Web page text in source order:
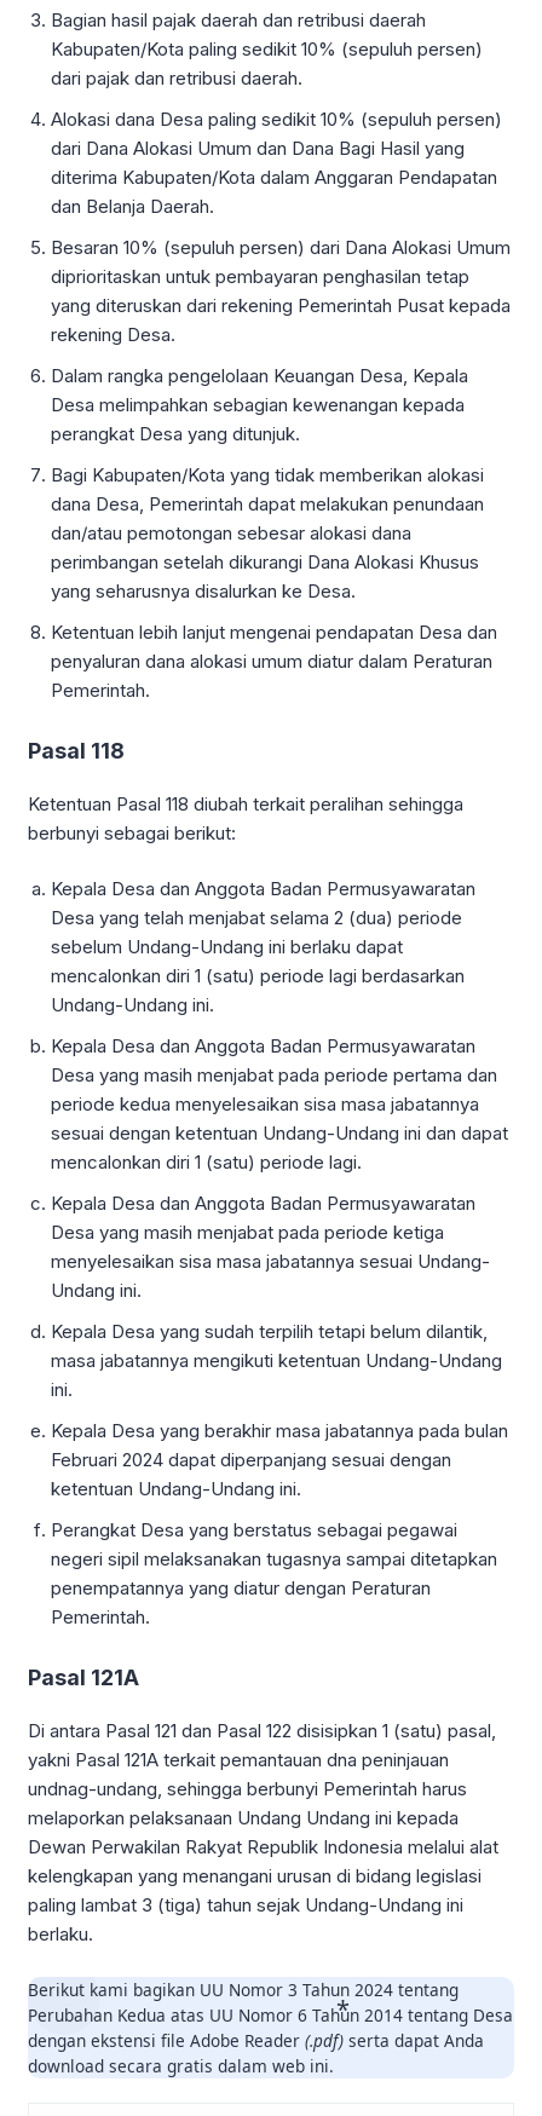
Bagian hasil pajak daerah dan retribusi daerah
Kabupaten/Kota paling sedikit 10% (sepuluh persen)
dari pajak dan retribusi daerah.
Alokasi dana Desa paling sedikit 10% (sepuluh persen)
dari Dana Alokasi Umum dan Dana Bagi Hasil yang
diterima Kabupaten/Kota dalam Anggaran Pendapatan
dan Belanja Daerah.
Besaran 10% (sepuluh persen) dari Dana Alokasi Umum
diprioritaskan untuk pembayaran penghasilan tetap
yang diteruskan dari rekening Pemerintah Pusat kepada
rekening Desa.
Dalam rangka pengelolaan Keuangan Desa, Kepala
Desa melimpahkan sebagian kewenangan kepada
perangkat Desa yang ditunjuk.
Bagi Kabupaten/Kota yang tidak memberikan alokasi
dana Desa, Pemerintah dapat melakukan penundaan
dan/atau pemotongan sebesar alokasi dana
perimbangan setelah dikurangi Dana Alokasi Khusus
yang seharusnya disalurkan ke Desa.
Ketentuan lebih lanjut mengenai pendapatan Desa dan
penyaluran dana alokasi umum diatur dalam Peraturan
Pemerintah.
Pasal 118
Ketentuan Pasal 118 diubah terkait peralihan sehingga
berbunyi sebagai berikut:
Kepala Desa dan Anggota Badan Permusyawaratan
Desa yang telah menjabat selama 2 (dua) periode
sebelum Undang-Undang ini berlaku dapat
mencalonkan diri 1 (satu) periode lagi berdasarkan
Undang-Undang ini.
Kepala Desa dan Anggota Badan Permusyawaratan
Desa yang masih menjabat pada periode pertama dan
periode kedua menyelesaikan sisa masa jabatannya
sesuai dengan ketentuan Undang-Undang ini dan dapat
mencalonkan diri 1 (satu) periode lagi.
Kepala Desa dan Anggota Badan Permusyawaratan
Desa yang masih menjabat pada periode ketiga
menyelesaikan sisa masa jabatannya sesuai Undang-
Undang ini.
Kepala Desa yang sudah terpilih tetapi belum dilantik,
masa jabatannya mengikuti ketentuan Undang-Undang
ini.
Kepala Desa yang berakhir masa jabatannya pada bulan
Februari 2024 dapat diperpanjang sesuai dengan
ketentuan Undang-Undang ini.
Perangkat Desa yang berstatus sebagai pegawai
negeri sipil melaksanakan tugasnya sampai ditetapkan
penempatannya yang diatur dengan Peraturan
Pemerintah.
Pasal 121A
Di antara Pasal 121 dan Pasal 122 disisipkan 1 (satu) pasal,
yakni Pasal 121A terkait pemantauan dna peninjauan
undnag-undang, sehingga berbunyi Pemerintah harus
melaporkan pelaksanaan Undang Undang ini kepada
Dewan Perwakilan Rakyat Republik Indonesia melalui alat
kelengkapan yang menangani urusan di bidang legislasi
paling lambat 3 (tiga) tahun sejak Undang-Undang ini
berlaku.
Berikut kami bagikan UU Nomor 3 Tahun 2024 tentang
Perubahan Kedua atas UU Nomor 6 Tahun 2014 tentang Desa
dengan ekstensi file Adobe Reader (.pdf) serta dapat Anda
download secara gratis dalam web ini.